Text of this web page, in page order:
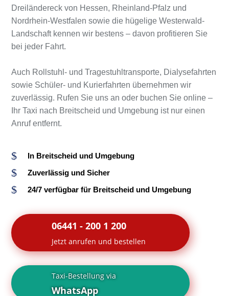
Dreiländereck von Hessen, Rheinland-Pfalz und
Nordrhein-Westfalen sowie die hügelige Westerwald-
Landschaft kennen wir bestens – davon profitieren Sie
bei jeder Fahrt.
Auch Rollstuhl- und Tragestuhltransporte, Dialysefahrten
sowie Schüler- und Kurierfahrten übernehmen wir
zuverlässig. Rufen Sie uns an oder buchen Sie online –
Ihr Taxi nach Breitscheid und Umgebung ist nur einen
Anruf entfernt.
$ In Breitscheid und Umgebung
$ Zuverlässig und Sicher
$ 24/7 verfügbar für Breitscheid und Umgebung
06441 - 200 1 200
Jetzt anrufen und bestellen
Taxi-Bestellung via
WhatsApp